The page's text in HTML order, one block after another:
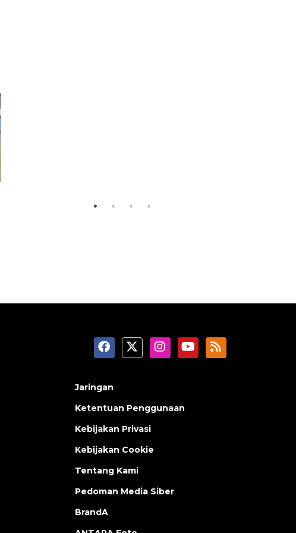
Jaringan
Ketentuan Penggunaan
Kebijakan Privasi
Kebijakan Cookie
Tentang Kami
Pedoman Media Siber
BrandA